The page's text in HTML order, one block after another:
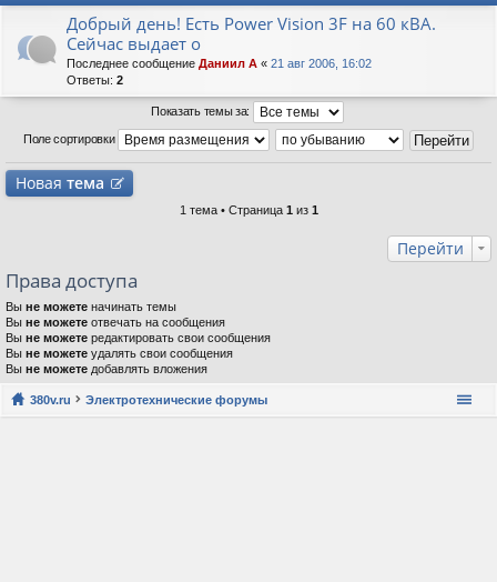
Добрый день! Есть Power Vision 3F на 60 кВА.
Сейчас выдает о
Последнее сообщение Даниил А « 21 авг 2006, 16:02
Ответы: 2
Показать темы за:
Поле сортировки
Новая тема
1 тема • Страница 1 из 1
Перейти
Права доступа
Вы не можете начинать темы
Вы не можете отвечать на сообщения
Вы не можете редактировать свои сообщения
Вы не можете удалять свои сообщения
Вы не можете добавлять вложения
380v.ru Электротехнические форумы